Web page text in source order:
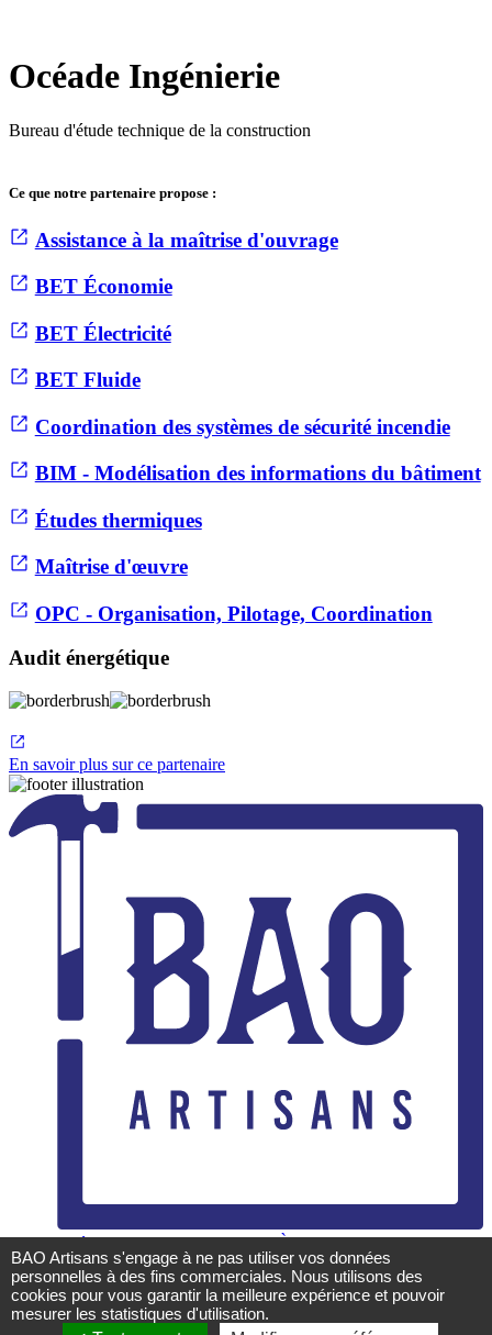
Océade Ingénierie
Bureau d'étude technique de la construction
Ce que notre partenaire propose :
Assistance à la maîtrise d'ouvrage
BET Économie
BET Électricité
BET Fluide
Coordination des systèmes de sécurité incendie
BIM - Modélisation des informations du bâtiment
Études thermiques
Maîtrise d'œuvre
OPC - Organisation, Pilotage, Coordination
Audit énergétique
En savoir plus sur ce partenaire
AccueilMétiersPartenairesBlogContactÀ propos
Mentions légales
CGU
Politique de confidentialité
BAO Artisans s'engage à ne pas utiliser vos données
personnelles à des fins commerciales. Nous utilisons des
cookies pour vous garantir la meilleure expérience et pouvoir
mesurer les statistiques d'utilisation.